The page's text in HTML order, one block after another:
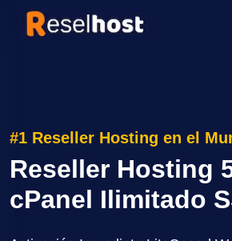
#1 Reseller Hosting en el
Reseller Hosting
cPanel Ilimitado